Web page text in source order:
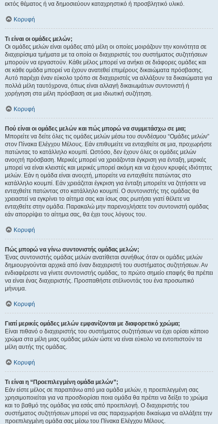
εκτός θέματος ή να δημοσιεύουν καταχρηστικό ή προσβλητικό υλικό.
Κορυφή
Τι είναι οι ομάδες μελών;
Οι ομάδες μελών είναι ομάδες από μέλη οι οποίες μοιράζουν την κοινότητα σε
διαχειρίσιμα τμήματα με τα οποία οι διαχειριστές του συστήματος συζητήσεων
μπορούν να εργαστούν. Κάθε μέλος μπορεί να ανήκει σε διάφορες ομάδες και
σε κάθε ομάδα μπορεί να έχουν ανατεθεί επιμέρους δικαιώματα πρόσβασης.
Αυτό παρέχει έναν εύκολο τρόπο σε διαχειριστές να αλλάξουν τα δικαιώματα για
πολλά μέλη ταυτόχρονα, όπως είναι αλλαγή δικαιωμάτων συντονιστή ή
χορήγηση στα μέλη πρόσβαση σε μια ιδιωτική συζήτηση.
Κορυφή
Πού είναι οι ομάδες μελών και πώς μπορώ να συμμετάσχω σε μια;
Μπορείτε να δείτε όλες τις ομάδες μελών μέσω του συνδέσμου “Ομάδες μελών”
στον Πίνακα Ελέγχου Μέλους. Εάν επιθυμείτε να ενταχθείτε σε μια, προχωρήστε
πατώντας το κατάλληλο κουμπί. Ωστόσο, δεν έχουν όλες οι ομάδες μελών
ανοιχτή πρόσβαση. Μερικές μπορεί να χρειάζονται έγκριση για ένταξη, μερικές
μπορεί να είναι κλειστές και μερικές μπορεί ακόμη και να έχουν κρυφές ιδιότητες
μελών. Εάν η ομάδα είναι ανοιχτή, μπορείτε να ενταχθείτε πατώντας στο
κατάλληλο κουμπί. Εάν χρειάζεται έγκριση για ένταξη μπορείτε να ζητήσετε να
ενταχθείτε πατώντας στο κατάλληλο κουμπί. Ο συντονιστής της ομάδας θα
χρειαστεί να εγκρίνει το αίτημα σας και ίσως σας ρωτήσει γιατί θέλετε να
ενταχθείτε στην ομάδα. Παρακαλώ μην παρενοχλήσετε τον συντονιστή ομάδας
εάν απορρίψει το αίτημα σας, θα έχει τους λόγους του.
Κορυφή
Πώς μπορώ να γίνω συντονιστής ομάδας μελών;
Ένας συντονιστής ομάδας μελών ανατίθεται συνήθως όταν οι ομάδες μελών
δημιουργούνται αρχικά από έναν διαχειριστή του συστήματος συζητήσεων. Αν
ενδιαφέρεστε να γίνετε συντονιστής ομάδας, το πρώτο σημείο επαφής θα πρέπει
να είναι ένας διαχειριστής. Προσπαθήστε στέλνοντάς του ένα προσωπικό
μήνυμα.
Κορυφή
Γιατί μερικές ομάδες μελών εμφανίζονται με διαφορετικό χρώμα;
Είναι πιθανό ο διαχειριστής του συστήματος συζητήσεων να έχει ορίσει κάποιο
χρώμα στα μέλη μιας ομάδας μελών ώστε να είναι εύκολο να εντοπιστούν τα
μέλη αυτής της ομάδας.
Κορυφή
Τι είναι η “Προεπιλεγμένη ομάδα μελών”;
Εάν είστε μέλος σε παραπάνω από μια ομάδα μελών, η προεπιλεγμένη σας
χρησιμοποιείται για να προσδιορίσει ποια ομάδα θα πρέπει να δείξει το χρώμα
και το βαθμό της ομάδας για εσάς από προεπιλογή. Ο διαχειριστής του
συστήματος συζητήσεων μπορεί να σας παραχωρήσει δικαίωμα να αλλάξετε την
προεπιλεγμένη ομάδα σας μέσω του Πίνακα Ελέγχου Μέλους.